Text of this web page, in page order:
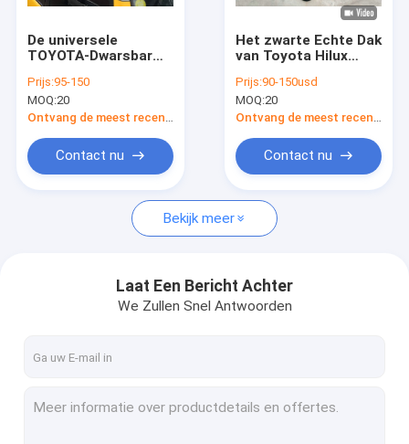
nieuws
Blog
Offroad Stierenbar
Offroad Dakrek
Het Broodjesbar van het spoorbed
De universele
TOYOTA-Dwarsbar
de Kruiseroem van FJ
Prijs:95-150
MOQ:20
Ontvang de meest recente Prijs
Contact nu
Het zwarte Echte Dak
van Toyota Hilux
Revo Roof Rack
Prijs:90-150usd
MOQ:20
Ontvang de meest recente Prijs
Contact nu
Bekijk meer
Laat Een Bericht Achter
We Zullen Snel Antwoorden